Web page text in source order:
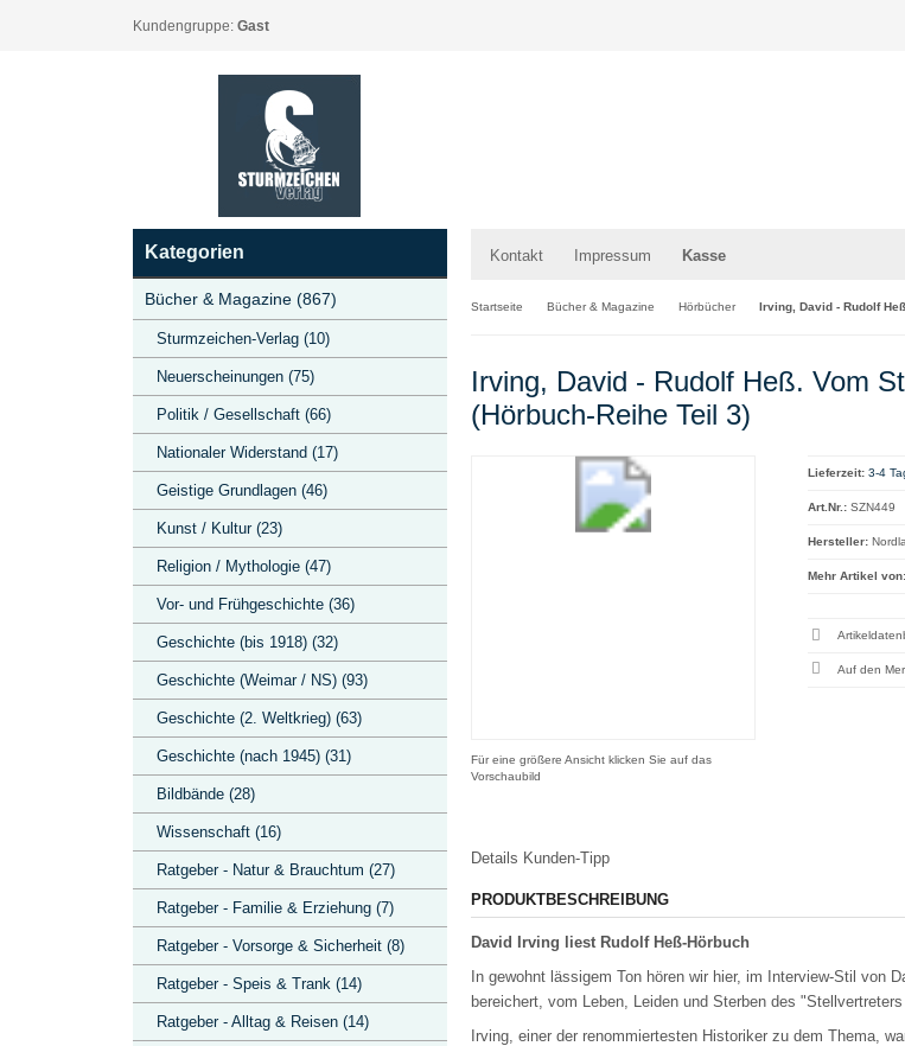
Kundengruppe: Gast
Kontakt Impressum Kasse
Startseite Bücher & Magazine Hörbücher Irving, David - Rudolf
Irving, David - Rudolf Heß. Vom
(Hörbuch-Reihe Teil 3)
Für eine größere Ansicht klicken Sie auf das
Vorschaubild
Lieferzeit: 3-4
Art.Nr.: SZN449
Hersteller:
Mehr Artikel von:
Details Kunden-Tipp
PRODUKTBESCHREIBUNG
David Irving liest Rudolf Heß-Hörbuch
In gewohnt lässigem Ton hören wir hier, im Interview-Stil von
bereichert, vom Leben, Leiden und Sterben des
Irving, einer der renommiertesten Historiker zu dem Thema,
Kategorien
Bücher & Magazine (867)
Sturmzeichen-Verlag (10)
Neuerscheinungen (75)
Politik / Gesellschaft (66)
Nationaler Widerstand (17)
Geistige Grundlagen (46)
Kunst / Kultur (23)
Religion / Mythologie (47)
Vor- und Frühgeschichte (36)
Geschichte (bis 1918) (32)
Geschichte (Weimar / NS) (93)
Geschichte (2. Weltkrieg) (63)
Geschichte (nach 1945) (31)
Bildbände (28)
Wissenschaft (16)
Ratgeber - Natur & Brauchtum (27)
Ratgeber - Familie & Erziehung (7)
Ratgeber - Vorsorge & Sicherheit (8)
Ratgeber - Speis & Trank (14)
Ratgeber - Alltag & Reisen (14)